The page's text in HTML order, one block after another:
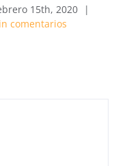
15th, 2020
|
comentarios